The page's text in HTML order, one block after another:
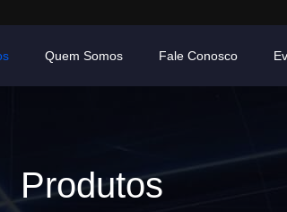
Quem Somos Fale Conosco
Produtos